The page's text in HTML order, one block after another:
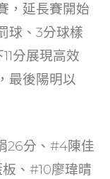
，延長賽開始
球、3分球樣
分展現高效
最後陽明以
26分、#4陳佳
板、#10廖瑋晴